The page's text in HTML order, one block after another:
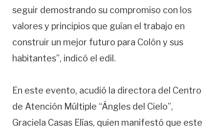
seguir demostrando su compromiso con los
valores y principios que guían el trabajo en
construir un mejor futuro para Colón y sus
habitantes”, indicó el edil.
En este evento, acudió la directora del Centro
de Atención Múltiple “Ángles del Cielo”,
Graciela Casas Elías, quien manifestó que este